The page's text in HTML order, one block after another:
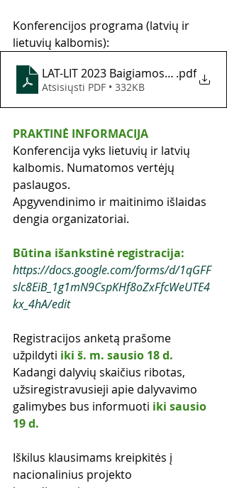
Konferencijos programa (latvių ir
lietuvių kalbomis):
LAT-LIT 2023 Baigiamosios.pdf
Atsisiųsti PDF • 332KB
PRAKTINĖ INFORMACIJA
Konferencija vyks lietuvių ir latvių
kalbomis. Numatomos vertėjų
paslaugos.
Apgyvendinimo ir maitinimo išlaidas
dengia organizatoriai.
Būtina išankstinė registracija:
https://docs.google.com/forms/d/1qGFF
slc8EiB_1g1mN9CspKHf8oZxFfcWeUTE4
kx_4hA/edit
Registracijos anketą prašome
užpildyti iki š. m. sausio 18 d.
Kadangi dalyvių skaičius ribotas,
užsiregistravusieji apie dalyvavimo
galimybes bus informuoti iki sausio
19 d.
Iškilus klausimams kreipkitės į
nacionalinius projekto